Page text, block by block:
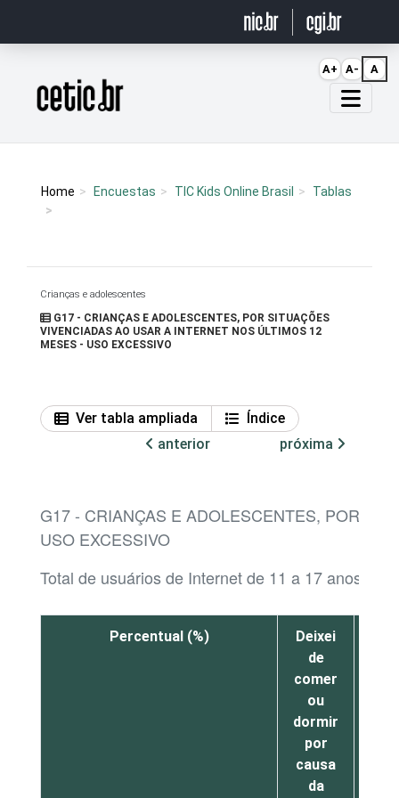
Página inicial
Home Encuestas TIC Kids Online Brasil Tablas
Crianças e adolescentes
G17 - CRIANÇAS E ADOLESCENTES, POR SITUAÇÕES
VIVENCIADAS AO USAR A INTERNET NOS ÚLTIMOS 12
MESES - USO EXCESSIVO
Ver tabla ampliada
Índice
anterior
próxima
G17 - CRIANÇAS E ADOLESCENTES, POR
USO EXCESSIVO
Total de usuários de Internet de 11 a 17 anos¹
Percentual (%)
Deixei
de
comer
ou
dormir
por
causa
da
A+ A- A